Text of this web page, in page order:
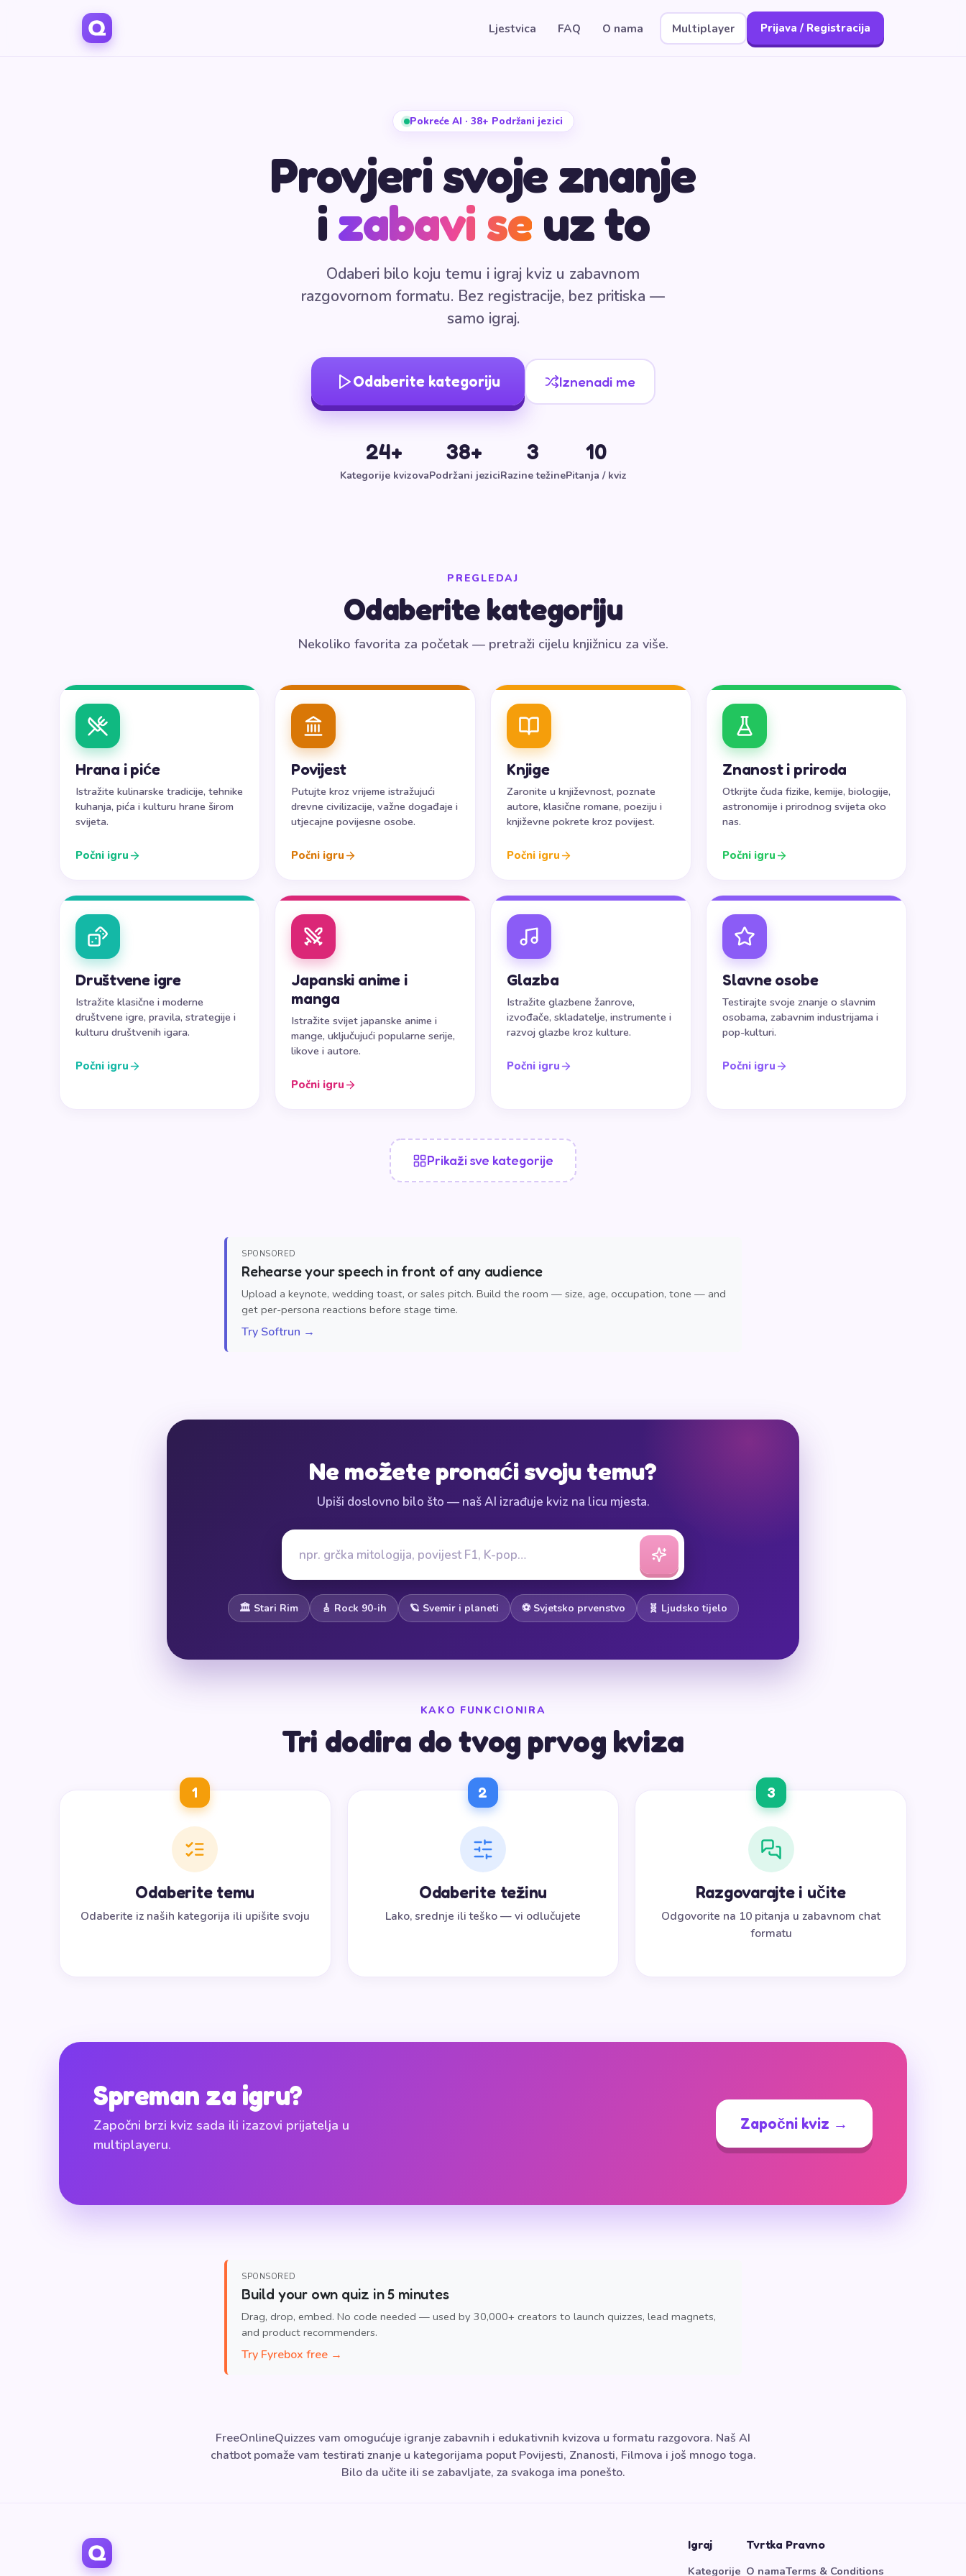
Ljestvica FAQ O nama Multiplayer Prijava / Registracija
Pokreće AI · 38+ Podržani jezici
Provjeri svoje znanje
i zabavi se uz to
Odaberi bilo koju temu i igraj kviz u zabavnom
razgovornom formatu. Bez registracije, bez pritiska —
samo igraj.
Odaberite kategoriju Iznenadi me
24+
Kategorije kvizova
38+
Podržani jezici
3
Razine težine
10
Pitanja / kviz
PREGLEDAJ
Odaberite kategoriju
Nekoliko favorita za početak — pretraži cijelu knjižnicu za više.
Hrana i piće
Istražite kulinarske tradicije, tehnike
kuhanja, pića i kulturu hrane širom
svijeta.
Počni igru
Povijest
Putujte kroz vrijeme istražujući
drevne civilizacije, važne događaje i
utjecajne povijesne osobe.
Počni igru
Knjige
Zaronite u književnost, poznate
autore, klasične romane, poeziju i
književne pokrete kroz povijest.
Počni igru
Znanost i priroda
Otkrijte čuda fizike, kemije, biologije,
astronomije i prirodnog svijeta oko
nas.
Počni igru
Društvene igre
Istražite klasične i moderne
društvene igre, pravila, strategije i
kulturu društvenih igara.
Počni igru
Japanski anime i
manga
Istražite svijet japanske anime i
mange, uključujući popularne serije,
likove i autore.
Počni igru
Glazba
Istražite glazbene žanrove,
izvođače, skladatelje, instrumente i
razvoj glazbe kroz kulture.
Počni igru
Slavne osobe
Testirajte svoje znanje o slavnim
osobama, zabavnim industrijama i
pop-kulturi.
Počni igru
Prikaži sve kategorije
SPONSORED
Rehearse your speech in front of any audience
Upload a keynote, wedding toast, or sales pitch. Build the room — size, age, occupation, tone — and
get per-persona reactions before stage time.
Try Softrun →
Ne možete pronaći svoju temu?
Upiši doslovno bilo što — naš AI izrađuje kviz na licu mjesta.
🏛️ Stari Rim 🎸 Rock 90-ih 🪐 Svemir i planeti ⚽ Svjetsko prvenstvo 🧬 Ljudsko tijelo
KAKO FUNKCIONIRA
Tri dodira do tvog prvog kviza
1
Odaberite temu
Odaberite iz naših kategorija ili upišite svoju
2
Odaberite težinu
Lako, srednje ili teško — vi odlučujete
3
Razgovarajte i učite
Odgovorite na 10 pitanja u zabavnom chat
formatu
Spreman za igru?
Započni brzi kviz sada ili izazovi prijatelja u
multiplayeru.
Započni kviz →
SPONSORED
Build your own quiz in 5 minutes
Drag, drop, embed. No code needed — used by 30,000+ creators to launch quizzes, lead magnets,
and product recommenders.
Try Fyrebox free →
FreeOnlineQuizzes vam omogućuje igranje zabavnih i edukativnih kvizova u formatu razgovora. Naš AI
chatbot pomaže vam testirati znanje u kategorijama poput Povijesti, Znanosti, Filmova i još mnogo toga.
Bilo da učite ili se zabavljate, za svakoga ima ponešto.
Igraj
Kategorije
Tvrtka
O nama
Pravno
Terms & Conditions